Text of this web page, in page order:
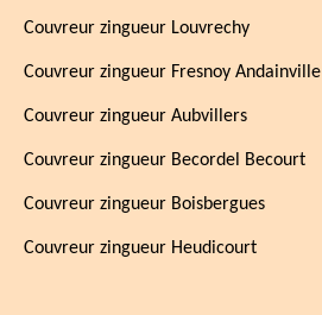
Couvreur zingueur Louvrechy
Couvreur zingueur Fresnoy Andainville
Couvreur zingueur Aubvillers
Couvreur zingueur Becordel Becourt
Couvreur zingueur Boisbergues
Couvreur zingueur Heudicourt